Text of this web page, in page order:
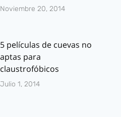
Noviembre 20, 2014
5 películas de cuevas no
aptas para
claustrofóbicos
Julio 1, 2014